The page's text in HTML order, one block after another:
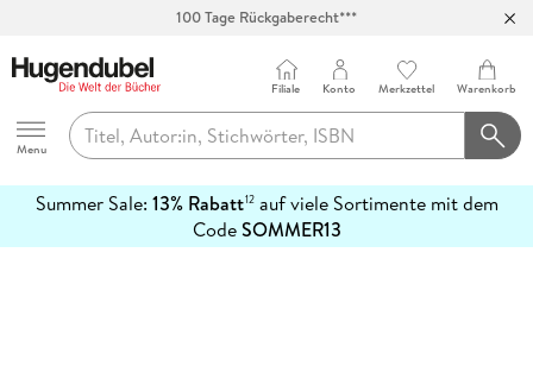
100 Tage Rückgaberecht***
Hugendubel
Menu
Filiale Konto Merkzettel Warenkorb
Summer Sale: 13% Rabatt12auf viele Sortimente mit dem
CodeSOMMER13
erfahren